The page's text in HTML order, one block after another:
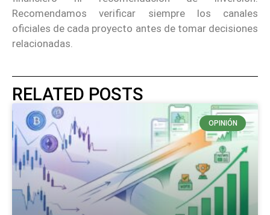
Recomendamos verificar siempre los canales
oficiales de cada proyecto antes de tomar decisiones
relacionadas.
RELATED POSTS
OPINIÓN